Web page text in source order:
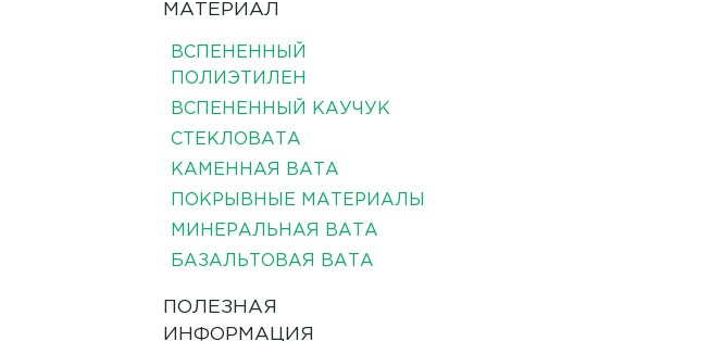
МАТЕРИАЛ
ВСПЕНЕННЫЙ
ПОЛИЭТИЛЕН
ВСПЕНЕННЫЙ КАУЧУК
СТЕКЛОВАТА
КАМЕННАЯ ВАТА
ПОКРЫВНЫЕ МАТЕРИАЛЫ
МИНЕРАЛЬНАЯ ВАТА
БАЗАЛЬТОВАЯ ВАТА
ПОЛЕЗНАЯ
ИНФОРМАЦИЯ